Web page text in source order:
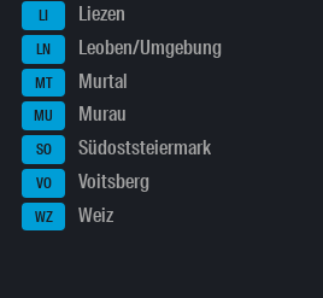
LI Liezen
LN Leoben/Umgebung
MT Murtal
MU Murau
SO Südoststeiermark
VO Voitsberg
WZ Weiz